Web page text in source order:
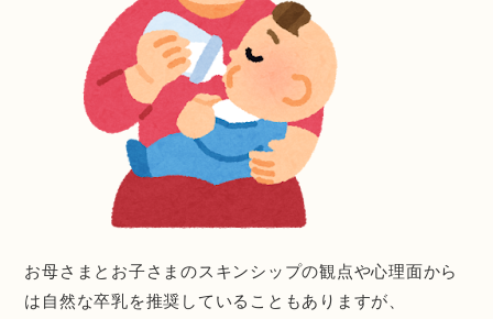
お母さまとお子さまのスキンシップの観点や心理面から
は自然な卒乳を推奨していることもありますが、